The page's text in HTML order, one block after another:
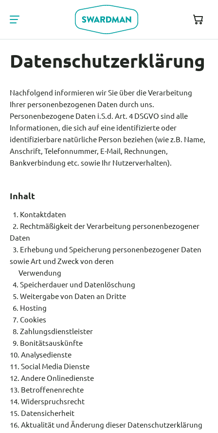
Datenschutzerklärung
Nachfolgend informieren wir Sie über die Verarbeitung
Ihrer personenbezogenen Daten durch uns.
Personenbezogene Daten i.S.d. Art. 4 DSGVO sind alle
Informationen, die sich auf eine identifizierte oder
identifizierbare natürliche Person beziehen (wie z.B. Name,
Anschrift, Telefonnummer, E-Mail, Rechnungen,
Bankverbindung etc. sowie Ihr Nutzerverhalten).
Inhalt
1. Kontaktdaten
2. Rechtmäßigkeit der Verarbeitung personenbezogener
Daten
3. Erhebung und Speicherung personenbezogener Daten
sowie Art und Zweck von deren
Verwendung
4. Speicherdauer und Datenlöschung
5. Weitergabe von Daten an Dritte
6. Hosting
7. Cookies
8. Zahlungsdienstleister
9. Bonitätsauskünfte
10. Analysedienste
11. Social Media Dienste
12. Andere Onlinedienste
13. Betroffenenrechte
14. Widerspruchsrecht
15. Datensicherheit
16. Aktualität und Änderung dieser Datenschutzerklärung